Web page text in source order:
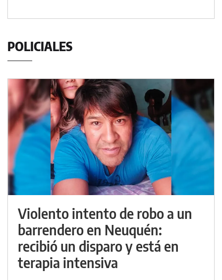
POLICIALES
Violento intento de robo a un
barrendero en Neuquén:
recibió un disparo y está en
terapia intensiva